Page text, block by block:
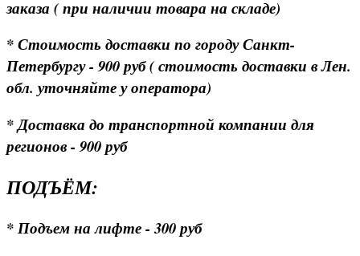
заказа ( при наличии товара на складе)
* Стоимость доставки по городу Санкт-
Петербургу - 900 руб ( стоимость доставки в Лен.
обл. уточняйте у оператора)
* Доставка до транспортной компании для
регионов - 900 руб
ПОДЪЁМ:
* Подъем на лифте - 300 руб